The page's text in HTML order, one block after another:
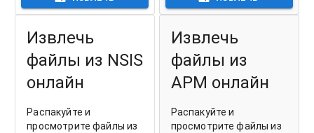
Извлечь
файлы из NSIS
онлайн
Распакуйте и
просмотрите файлы из
Извлечь
файлы из
APM онлайн
Распакуйте и
просмотрите файлы из